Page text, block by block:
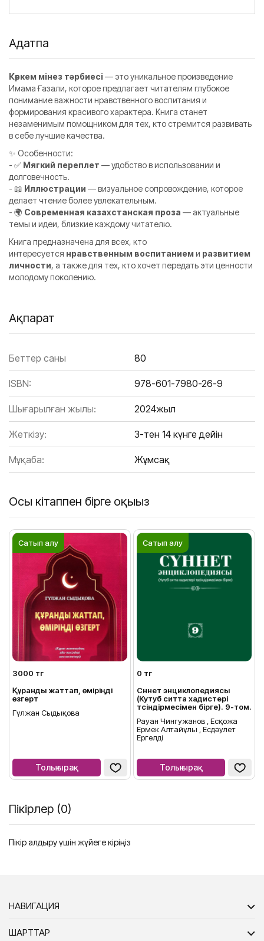
Аңдатпа
Көркем мінез тәрбиесі— это уникальное произведение
Имама Ғазали, которое предлагает читателям глубокое
понимание важности нравственного воспитания и
формирования красивого характера. Книга станет
незаменимым помощником для тех, кто стремится развивать
в себе лучшие качества.
✨ Особенности:
- ✅ Мягкий переплет — удобство в использовании и
долговечность.
- 📖 Иллюстрации — визуальное сопровождение, которое
делает чтение более увлекательным.
- 🌍 Современная казахстанская проза — актуальные
темы и идеи, близкие каждому читателю.
Книга предназначена для всех, кто
интересуется нравственным воспитаниеми развитием
личности, а также для тех, кто хочет передать эти ценности
молодому поколению.
Ақпарат
Беттер саны 80
ISBN: 978-601-7980-26-9
Шығарылған жылы: 2024жыл
Жеткізу: 3-тен 14 күнге дейін
Мұқаба: Жұмсақ
Осы кітаппен бірге оқыңыз
Сатып алу
3000 тг
Құранды жаттап, өміріңді
өзгерт
Гүлжан Сыдықова
Толығырақ
Сатып алу
0 тг
Сүннет энциклопедиясы
(Кутуб ситта хадистері
түсіндірмесімен бірге). 9-том.
Рауан Чингужанов , Есқожа
Ермек Алтайұлы , Есдәулет
Ергелді
Толығырақ
Пікірлер (0)
Пікір қалдыру үшін жүйеге кіріңіз
НАВИГАЦИЯ
ШАРТТАР